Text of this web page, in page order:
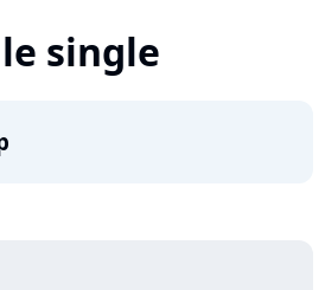
single